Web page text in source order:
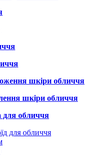
шкіри обличчя
шкіри обличчя
обличчя
для обличчя